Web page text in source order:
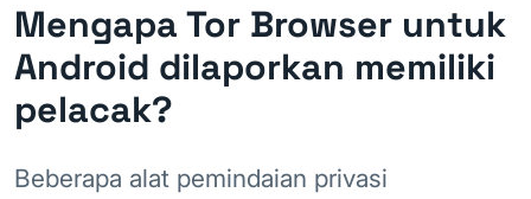
Mengapa Tor Browser untuk
Android dilaporkan memiliki
pelacak?
Beberapa alat pemindaian privasi